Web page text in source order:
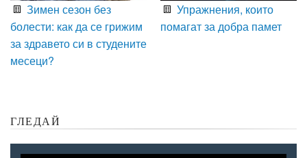
Зимен сезон без
болести: как да се грижим
за здравето си в студените
месеци?
Упражнения, които
помагат за добра памет
ГЛЕДАЙ